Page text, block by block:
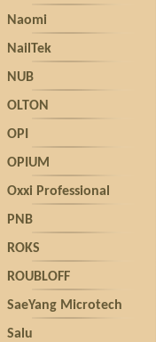
Naomi
NailTek
NUB
OLTON
OPI
OPIUM
Oxxi Professional
PNB
ROKS
ROUBLOFF
SaeYang Microtech
Salu